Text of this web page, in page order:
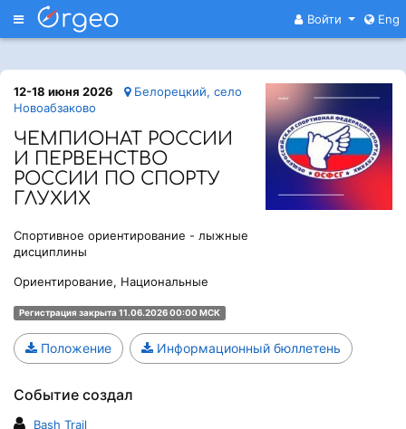
Меню Войти Eng
12-18 июня 2026
Белорецкий, село
Новоабзаково
ЧЕМПИОНАТ РОССИИ
И ПЕРВЕНСТВО
РОССИИ ПО СПОРТУ
ГЛУХИХ
Спортивное ориентирование - лыжные
дисциплины
Ориентирование, Национальные
Регистрация закрыта 11.06.2026 00:00 МСК
Положение Информационный бюллетень
Событие создал
Bash Trail